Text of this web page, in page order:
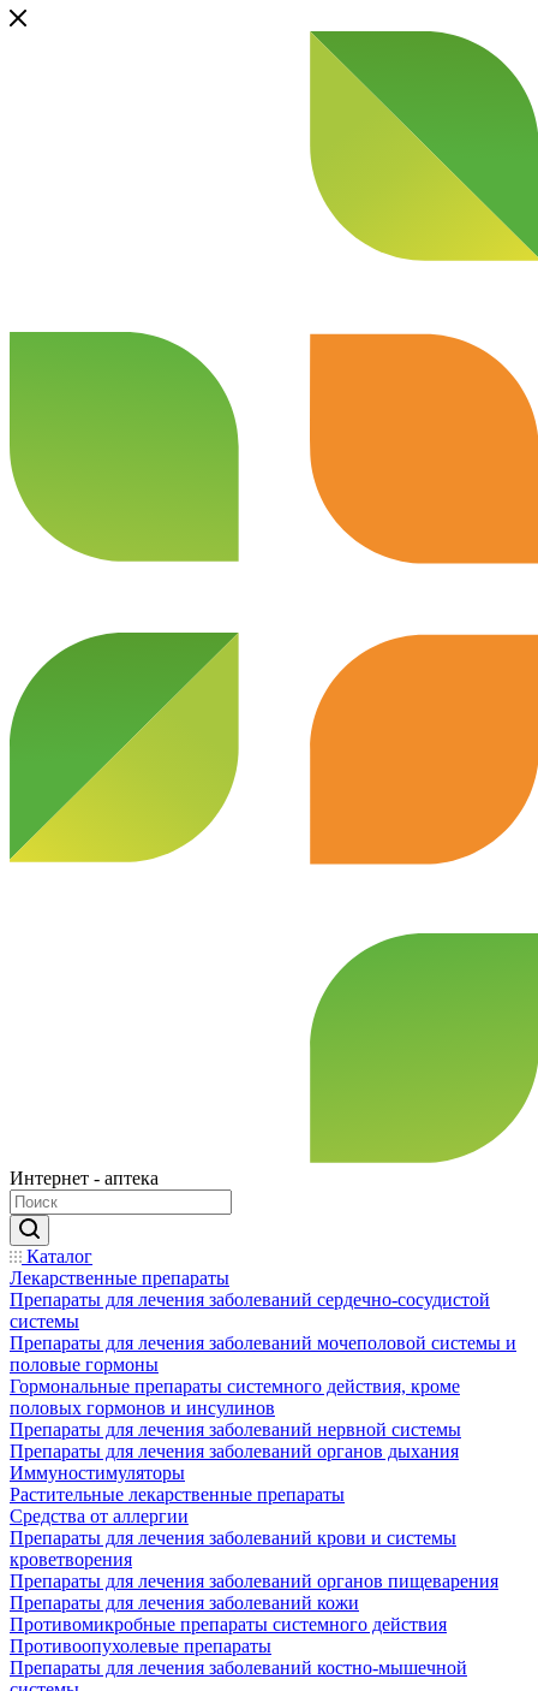
Интернет - аптека
Каталог
Лекарственные препараты
Препараты для лечения заболеваний сердечно-сосудистой
системы
Препараты для лечения заболеваний мочеполовой системы и
половые гормоны
Гормональные препараты системного действия, кроме
половых гормонов и инсулинов
Препараты для лечения заболеваний нервной системы
Препараты для лечения заболеваний органов дыхания
Иммуностимуляторы
Растительные лекарственные препараты
Средства от аллергии
Препараты для лечения заболеваний крови и системы
кроветворения
Препараты для лечения заболеваний органов пищеварения
Препараты для лечения заболеваний кожи
Противомикробные препараты системного действия
Противоопухолевые препараты
Препараты для лечения заболеваний костно-мышечной